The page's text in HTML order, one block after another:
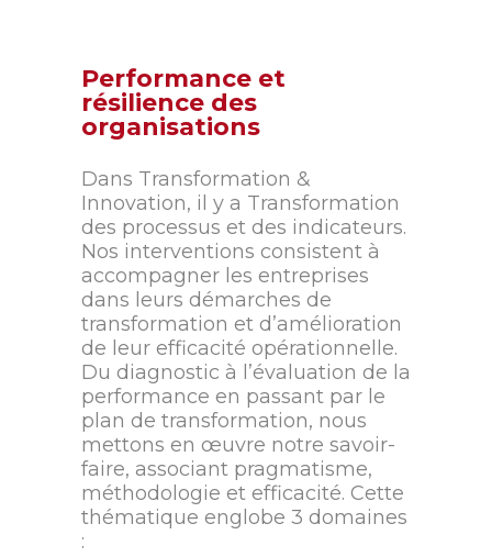
Performance et
résilience des
organisations
Dans Transformation &
Innovation, il y a Transformation
des processus et des indicateurs.
Nos interventions consistent à
accompagner les entreprises
dans leurs démarches de
transformation et d’amélioration
de leur efficacité opérationnelle.
Du diagnostic à l’évaluation de la
performance en passant par le
plan de transformation, nous
mettons en œuvre notre savoir-
faire, associant pragmatisme,
méthodologie et efficacité. Cette
thématique englobe 3 domaines
: